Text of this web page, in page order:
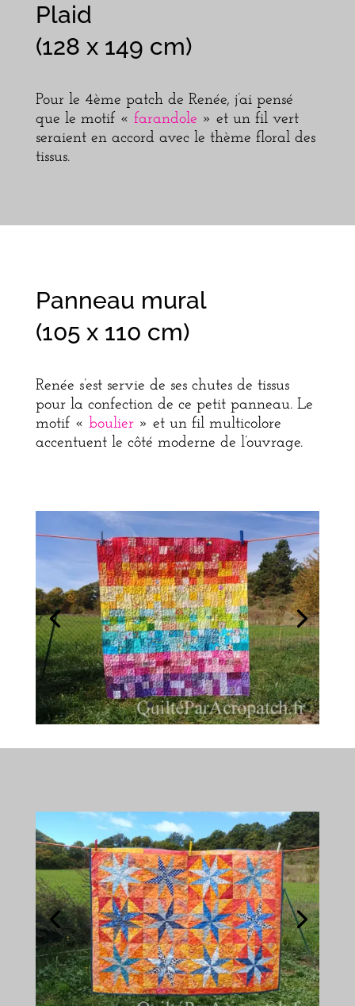
Plaid
(128 x 149 cm)
Pour le 4ème patch de Renée, j’ai pensé
que le motif « farandole » et un fil vert
seraient en accord avec le thème floral des
tissus.
Panneau mural
(105 x 110 cm)
Renée s’est servie de ses chutes de tissus
pour la confection de ce petit panneau. Le
motif « boulier» et un fil multicolore
accentuent le côté moderne de l’ouvrage.